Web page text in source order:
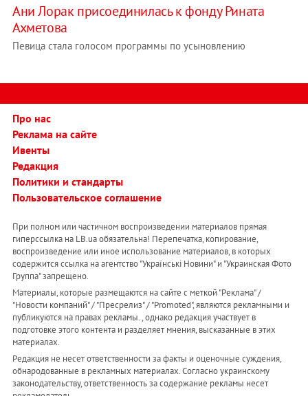
Ани Лорак присоединилась к фонду Рината
Ахметова
Певица стала голосом программы по усыновлению
Про нас
Реклама на сайте
Ивенты
Редакция
Политики и стандарты
Пользовательское соглашение
При полном или частичном воспроизведении материалов прямая
гиперссылка на LB.ua обязательна! Перепечатка, копирование,
воспроизведение или иное использование материалов, в которых
содержится ссылка на агентство "Українськi Новини" и "Украинская Фото
Группа" запрещено.
Материалы, которые размещаются на сайте с меткой "Реклама" /
"Новости компаний" / "Пресрелиз" / "Promoted", являются рекламными и
публикуются на правах рекламы. , однако редакция участвует в
подготовке этого контента и разделяет мнения, высказанные в этих
материалах.
Редакция не несет ответственности за факты и оценочные суждения,
обнародованные в рекламных материалах. Согласно украинскому
законодательству, ответственность за содержание рекламы несет